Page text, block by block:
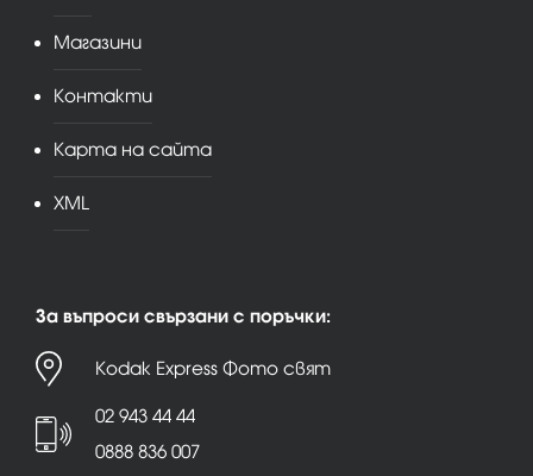
Магазини
Контакти
Карта на сайта
XML
За въпроси свързани с поръчки:
Kodak Express Фото свят
02 943 44 44
0888 836 007